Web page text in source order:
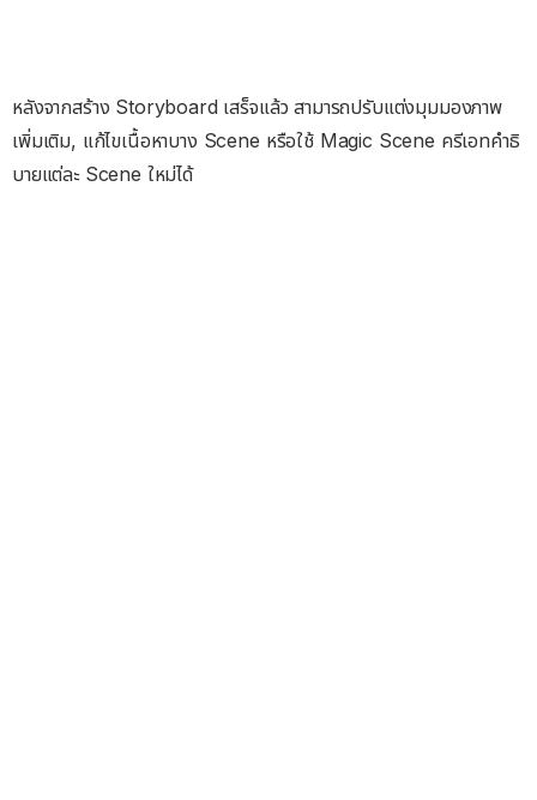
หลังจากสร้าง Storyboard เสร็จแล้ว สามารถปรับแต่งมุมมองภาพ
เพิ่มเติม, แก้ไขเนื้อหาบาง Scene หรือใช้ Magic Scene ครีเอทคำธิ
บายแต่ละ Scene ใหม่ได้